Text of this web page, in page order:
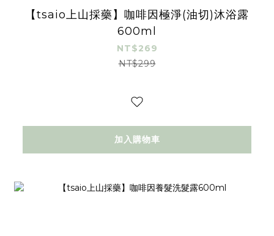
【tsaio上山採藥】咖啡因極淨(油切)沐浴露
600ml
NT$269
NT$299
加入購物車